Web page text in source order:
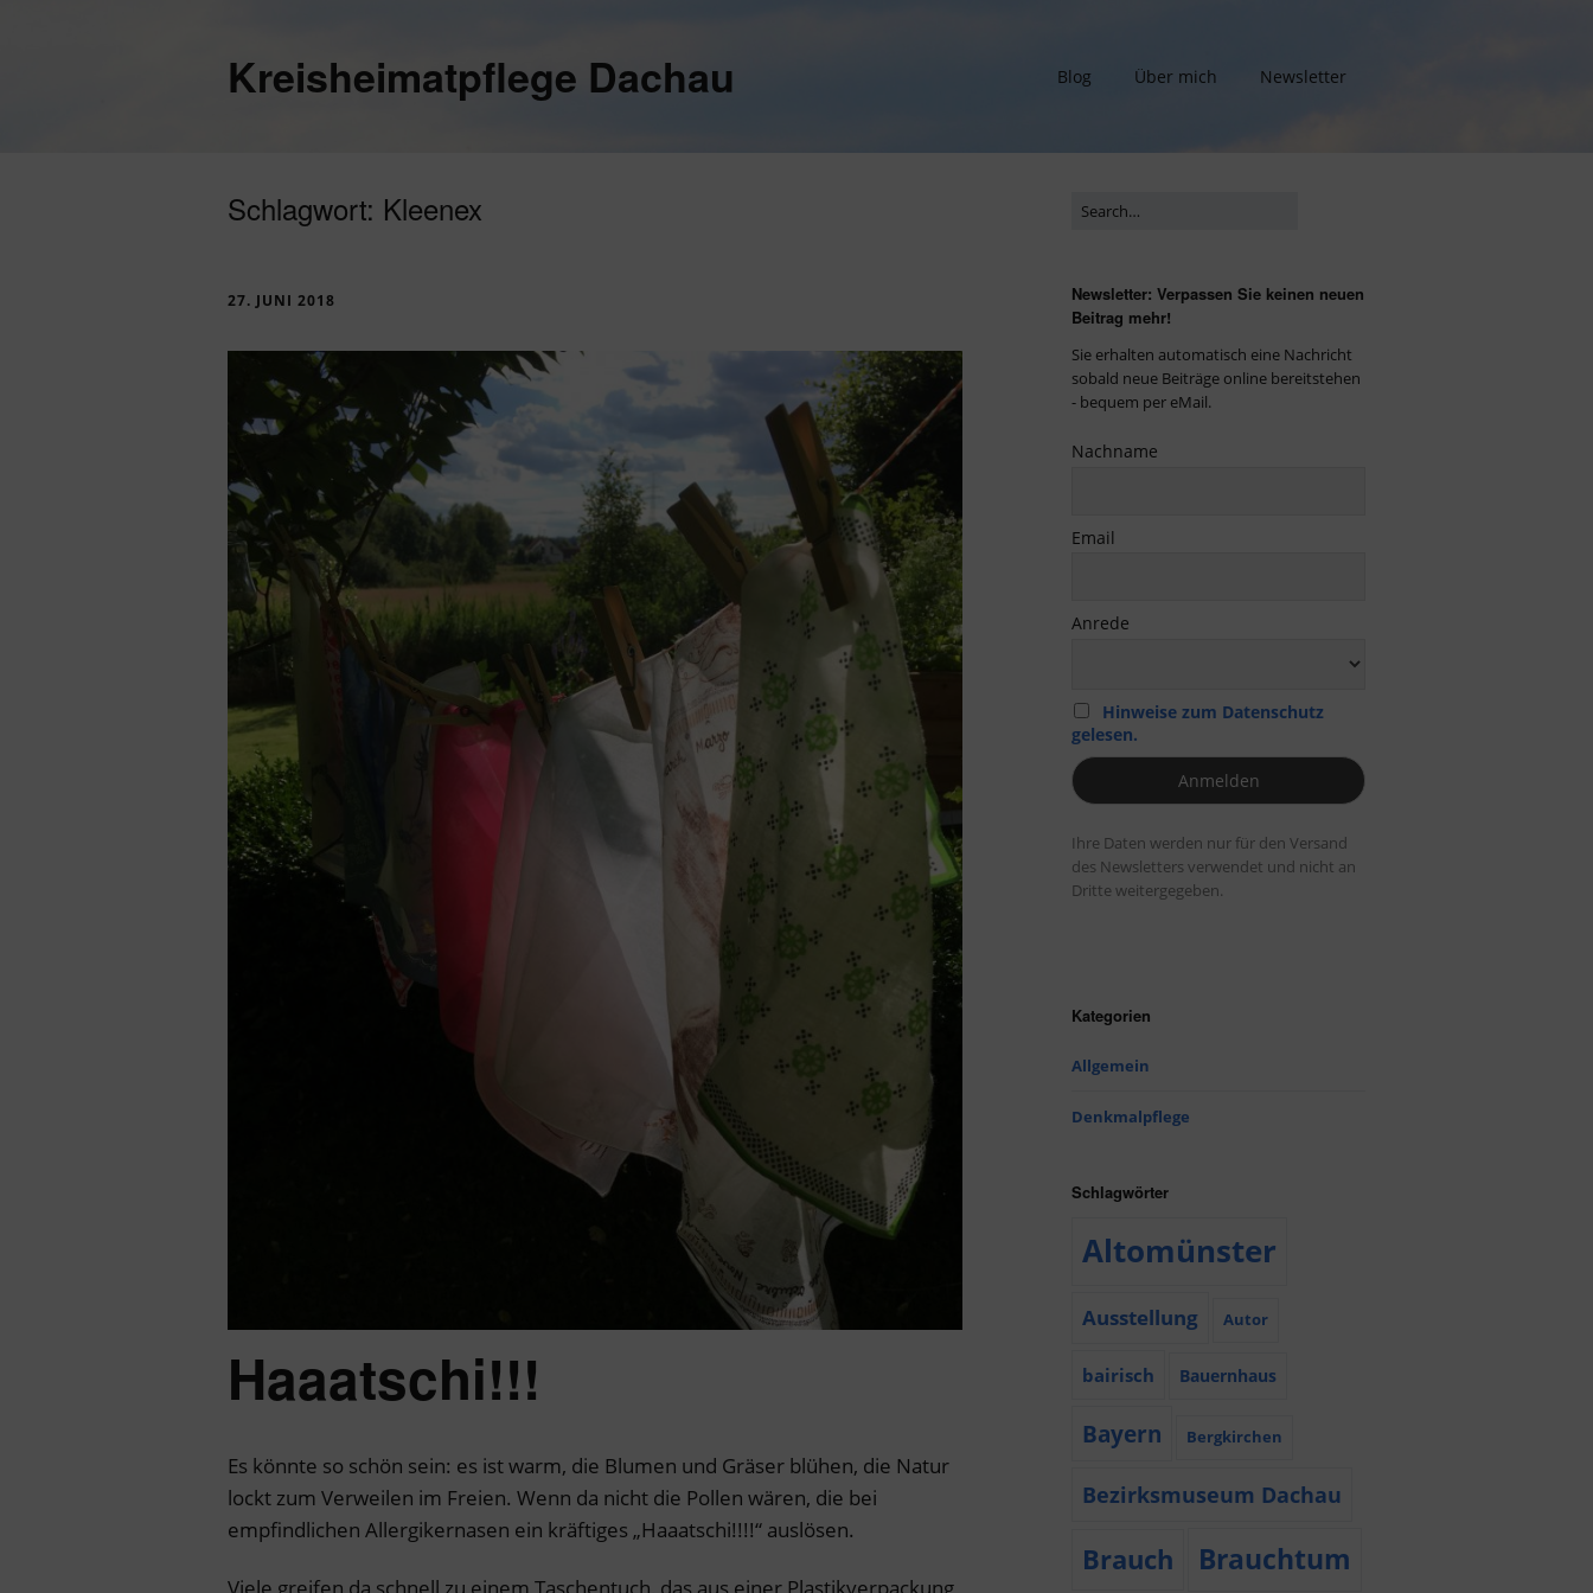
Kreisheimatpflege Dachau Blog Über mich Newsletter
Schlagwort: Kleenex
27. JUNI 2018
Haaatschi!!!
Es könnte so schön sein: es ist warm, die Blumen und Gräser blühen, die Natur
lockt zum Verweilen im Freien. Wenn da nicht die Pollen wären, die bei
empfindlichen Allergikernasen ein kräftiges „Haaatschi!!!!“ auslösen.
Newsletter: Verpassen Sie keinen neuen
Beitrag mehr!
Sie erhalten automatisch eine Nachricht
sobald neue Beiträge online bereitstehen
- bequem per eMail.
Nachname
Email
Anrede
Hinweise zum Datenschutz
gelesen.
Ihre Daten werden nur für den Versand
des Newsletters verwendet und nicht an
Dritte weitergegeben.
Kategorien
Allgemein
Denkmalpflege
Schlagwörter
Altomünster
Ausstellung Autor
bairisch Bauernhaus
Bayern Bergkirchen
Bezirksmuseum Dachau
Brauch Brauchtum